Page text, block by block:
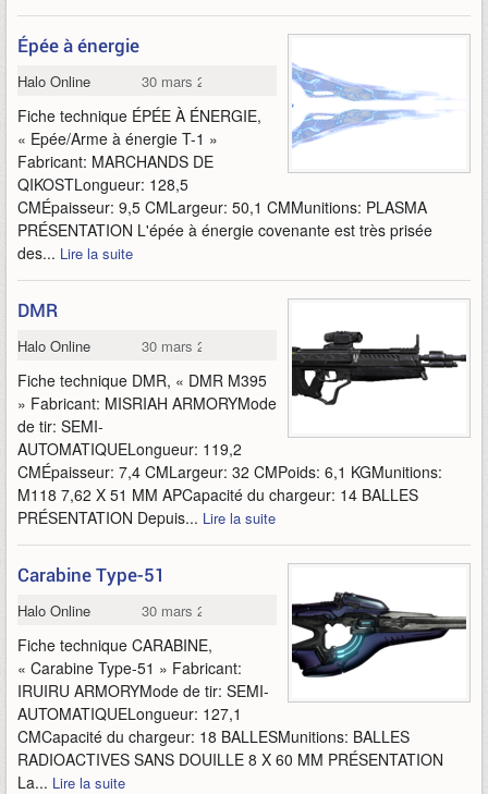
Épée à énergie
Halo Online 30 mars 2015
Fiche technique ÉPÉE À ÉNERGIE,
« Epée/Arme à énergie T-1 »
Fabricant: MARCHANDS DE
QIKOSTLongueur: 128,5
CMÉpaisseur: 9,5 CMLargeur: 50,1 CMMunitions: PLASMA
PRÉSENTATION L'épée à énergie covenante est très prisée
des... Lire la suite
DMR
Halo Online 30 mars 2015
Fiche technique DMR, « DMR M395
» Fabricant: MISRIAH ARMORYMode
de tir: SEMI-
AUTOMATIQUELongueur: 119,2
CMÉpaisseur: 7,4 CMLargeur: 32 CMPoids: 6,1 KGMunitions:
M118 7,62 X 51 MM APCapacité du chargeur: 14 BALLES
PRÉSENTATION Depuis... Lire la suite
Carabine Type-51
Halo Online 30 mars 2015
Fiche technique CARABINE,
« Carabine Type-51 » Fabricant:
IRUIRU ARMORYMode de tir: SEMI-
AUTOMATIQUELongueur: 127,1
CMCapacité du chargeur: 18 BALLESMunitions: BALLES
RADIOACTIVES SANS DOUILLE 8 X 60 MM PRÉSENTATION
La... Lire la suite